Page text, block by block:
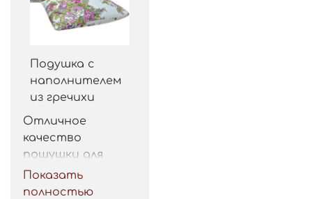
Подушка с
наполнителем
из гречихи
Отличное
качество
пошушки для
такой цены.
Рекомендую.
Показать
полностью